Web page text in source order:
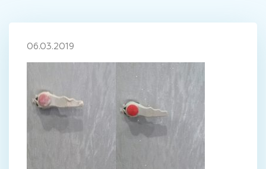
06.03.2019